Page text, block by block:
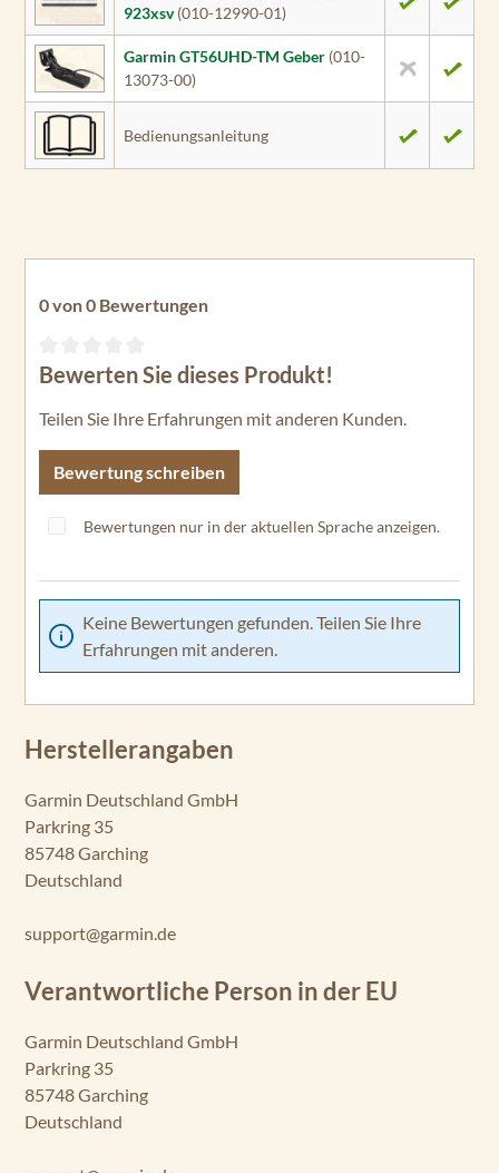
923xsv(010-12990-01)
Garmin GT56UHD-TM Geber (010-
13073-00)
Bedienungsanleitung
0 von 0 Bewertungen
Durchschnittliche Bewertung von 0 von 5 Sternen
Bewerten Sie dieses Produkt!
Teilen Sie Ihre Erfahrungen mit anderen Kunden.
Bewertung schreiben
Bewertungen nur in der aktuellen Sprache anzeigen.
Keine Bewertungen gefunden. Teilen Sie Ihre
Erfahrungen mit anderen.
Herstellerangaben
Garmin Deutschland GmbH
Parkring 35
85748 Garching
Deutschland
support@garmin.de
Verantwortliche Person in der EU
Garmin Deutschland GmbH
Parkring 35
85748 Garching
Deutschland